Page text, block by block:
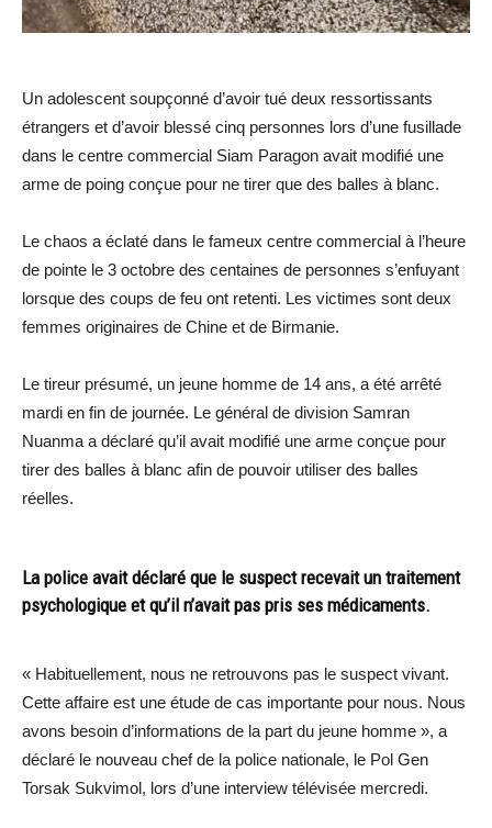
Un adolescent soupçonné d’avoir tué deux ressortissants
étrangers et d’avoir blessé cinq personnes lors d’une fusillade
dans le centre commercial Siam Paragon avait modifié une
arme de poing conçue pour ne tirer que des balles à blanc.
Le chaos a éclaté dans le fameux centre commercial à l’heure
de pointe le 3 octobre des centaines de personnes s’enfuyant
lorsque des coups de feu ont retenti. Les victimes sont deux
femmes originaires de Chine et de Birmanie.
Le tireur présumé, un jeune homme de 14 ans, a été arrêté
mardi en fin de journée. Le général de division Samran
Nuanma a déclaré qu’il avait modifié une arme conçue pour
tirer des balles à blanc afin de pouvoir utiliser des balles
réelles.
La police avait déclaré que le suspect recevait un traitement
psychologique et qu’il n’avait pas pris ses médicaments.
« Habituellement, nous ne retrouvons pas le suspect vivant.
Cette affaire est une étude de cas importante pour nous. Nous
avons besoin d’informations de la part du jeune homme », a
déclaré le nouveau chef de la police nationale, le Pol Gen
Torsak Sukvimol, lors d’une interview télévisée mercredi.